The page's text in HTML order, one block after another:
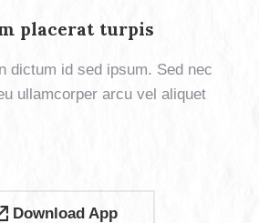
placerat turpis
dictum id sed ipsum. Sed nec
ullamcorper arcu vel aliquet
Download App